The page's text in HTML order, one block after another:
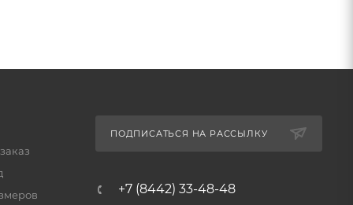
ПОДПИСАТЬСЯ НА РАССЫЛКУ
+7 (8442) 33-48-48